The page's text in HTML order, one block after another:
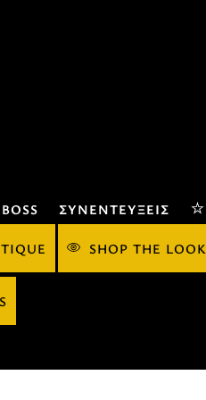
ΣΥΝΕΝΤΕΎΞΕΙΣ
SHOP THE LOOK